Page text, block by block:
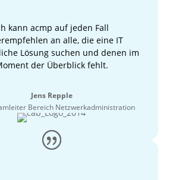
kann acmp auf jeden Fall
an alle, die eine IT
Lösung suchen und denen im
der Überblick fehlt.
Jens Repple
Bereich Netzwerkadministration